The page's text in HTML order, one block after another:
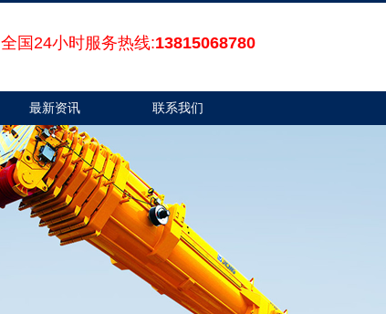
全国24小时服务热线:13815068780
最新资讯 联系我们